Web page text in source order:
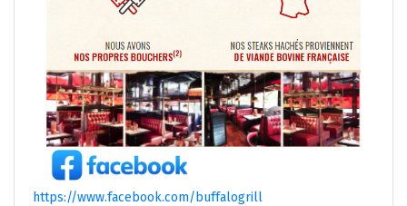
https://www.facebook.com/buffalogrill